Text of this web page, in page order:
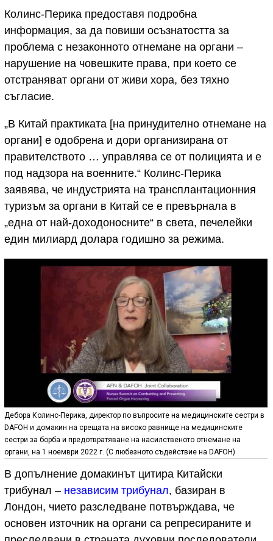
Колинс-Перика предоставя подробна
информация, за да повиши осъзнатостта за
проблема с незаконното отнемане на органи –
нарушение на човешките права, при което се
отстраняват органи от живи хора, без тяхно
съгласие.
„В Китай практиката [на принудително отнемане на
органи] е одобрена и дори организирана от
правителството … управлява се от полицията и е
под надзора на военните.“ Колинс-Перика
заявява, че индустрията на трансплантационния
туризъм за органи в Китай се е превърнала в
„една от най-доходоносните“ в света, печелейки
един милиард долара годишно за режима.
Дебора Колинс-Перика, директор по въпросите на медицинските сестри в
DAFOH и домакин на срещата на високо равнище на медицинските
сестри за борба и предотвратяване на насилственото отнемане на
органи, на 1 ноември 2022 г. (С любезното съдействие на DAFOH)
В допълнение домакинът цитира Китайски
трибунал – независим трибунал, базиран в
Лондон, чието разследване потвърждава, че
основен източник на органи са репресираните и